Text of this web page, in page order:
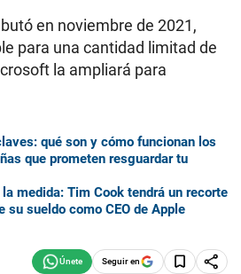
en noviembre de 2021,
para una cantidad limitad de
la ampliará para
qué son y cómo funcionan los
que prometen resguardar tu
medida: Tim Cook tendrá un recorte
su sueldo como CEO de Apple
Seguir en